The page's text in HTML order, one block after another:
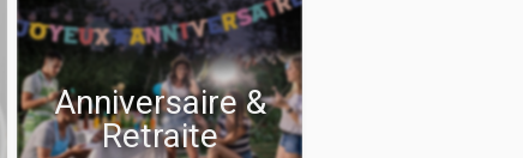
Anniversaire &
Retraite